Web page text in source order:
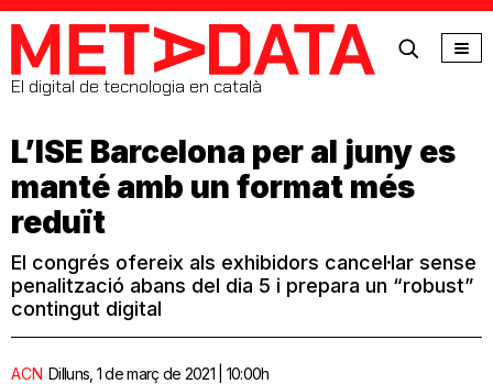
MetaData
El digital de tecnologia en català
L’ISE Barcelona per al juny es
manté amb un format més
reduït
El congrés ofereix als exhibidors cancel·lar sense
penalització abans del dia 5 i prepara un “robust”
contingut digital
ACN Dilluns, 1 de març de 2021 | 10:00h